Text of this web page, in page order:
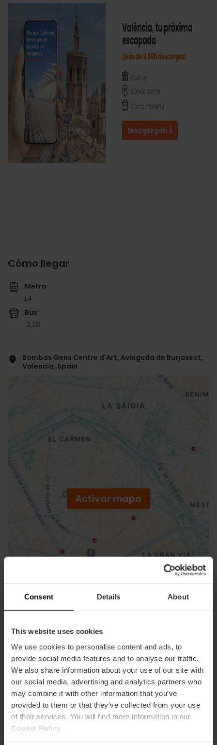
Consent Details About
This website uses cookies
We use cookies to personalise content and ads, to
provide social media features and to analyse our traffic.
We also share information about your use of our site with
our social media, advertising and analytics partners who
may combine it with other information that you’ve
provided to them or that they’ve collected from your use
of their services. You will find more information in our
Cookie Policy
Cómo llegar
Metro
L4
Bus
12,28
Bombas Gens Centre d'Art, Avinguda de Burjassot,
Valencia, Spain
Activar mapa
Contacto
Email*
960730103